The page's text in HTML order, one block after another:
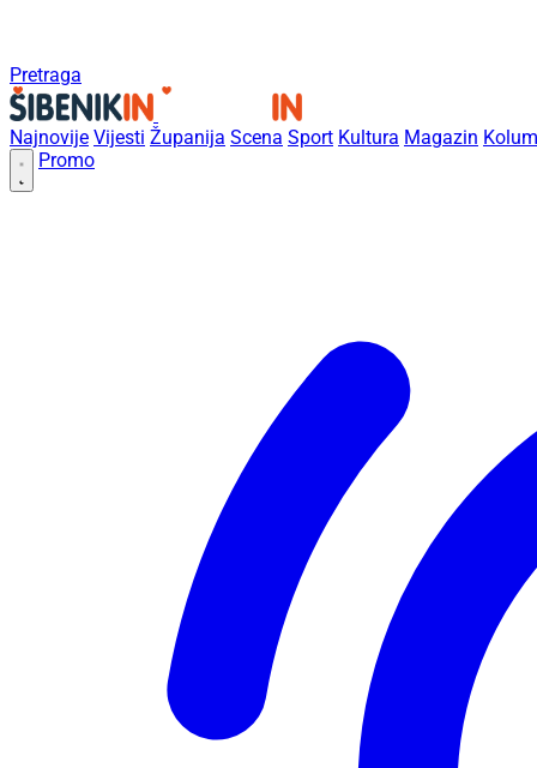
Pretraga
Najnovije Vijesti Županija Scena Sport Kultura Magazin
Promo